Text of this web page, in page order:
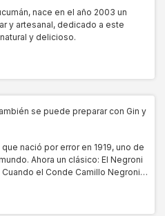
nace en el año 2003 un
y artesanal, dedicado a este
y delicioso.
se puede preparar con Gin y
nació por error en 1919, uno de
Ahora un clásico: El Negroni
Cuando el Conde Camillo Negroni